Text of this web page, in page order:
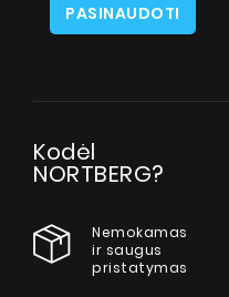
PASINAUDOTI
Kodėl
NORTBERG?
Nemokamas
ir saugus
pristatymas